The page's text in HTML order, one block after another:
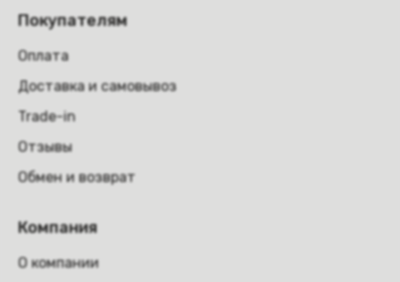
Покупателям
Оплата
Доставка и самовывоз
Trade-in
Отзывы
Обмен и возврат
Компания
О компании